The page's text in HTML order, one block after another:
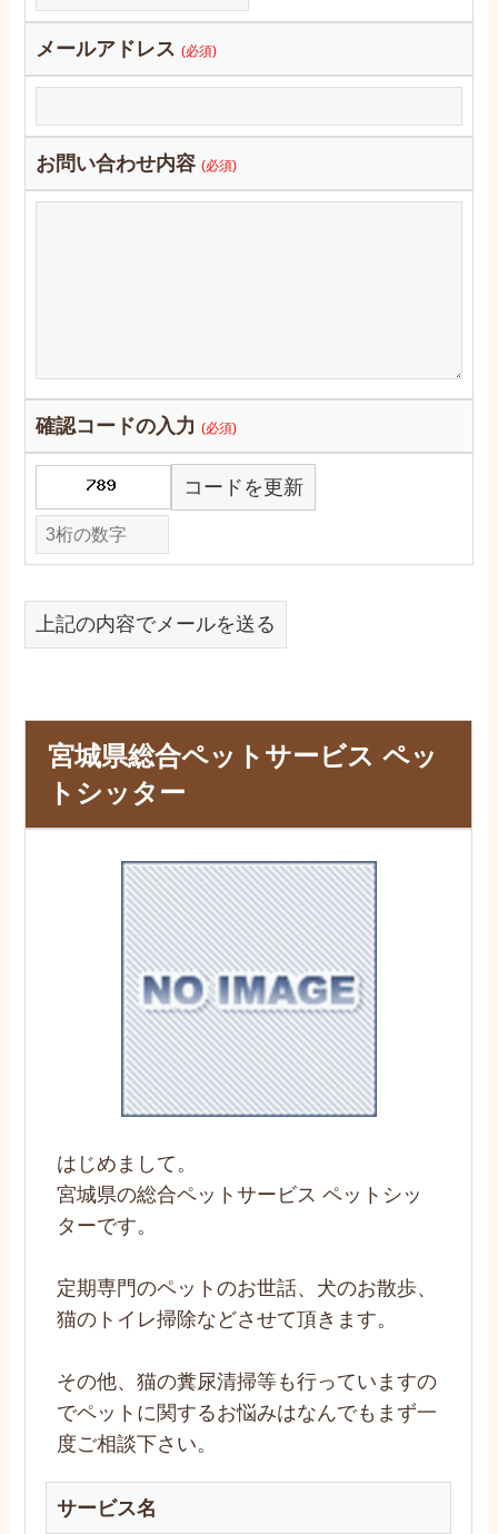
メールアドレス (必須)
お問い合わせ内容 (必須)
確認コードの入力(必須)
コードを更新
上記の内容でメールを送る
宮城県総合ペットサービス ペッ
トシッター
はじめまして。
宮城県の総合ペットサービス ペットシッ
ターです。
定期専門のペットのお世話、犬のお散歩、
猫のトイレ掃除などさせて頂きます。
その他、猫の糞尿清掃等も行っていますの
でペットに関するお悩みはなんでもまず一
度ご相談下さい。
サービス名